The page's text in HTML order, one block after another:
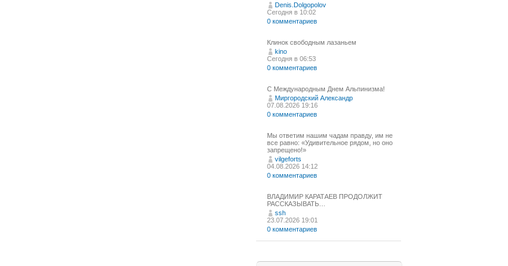
Denis.Dolgopolov
Сегодня в 10:02
0 комментариев
Клинок свободным лазаньем
kino
Сегодня в 06:53
0 комментариев
С Международным Днем Альпинизма!⁠
Миргородский Александр
07.08.2026 19:16
0 комментариев
Мы ответим нашим чадам правду, им не
все равно: «Удивительное рядом, но оно
запрещено!»
vilgeforts
04.08.2026 14:12
0 комментариев
ВЛАДИМИР КАРАТАЕВ ПРОДОЛЖИТ
РАССКАЗЫВАТЬ…
ssh
23.07.2026 19:01
0 комментариев